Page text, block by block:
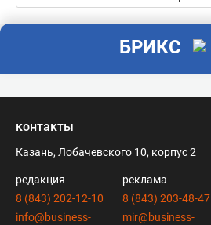
БРИКС
контакты
Казань, Лобачевского 10, корпус 2
редакция
8 (843) 202-12-10
info@business-
реклама
8 (843) 203-48-47
mir@business-